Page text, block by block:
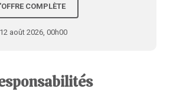
COMPLÈTE
août 2026, 00h00